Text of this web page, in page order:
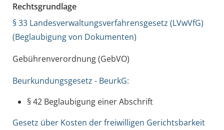
Rechtsgrundlage
§ 33 Landesverwaltungsverfahrensgesetz (LVwVfG)
(Beglaubigung von Dokumenten)
Gebührenverordnung (GebVO)
Beurkundungsgesetz - BeurkG:
§ 42 Beglaubigung einer Abschrift
Gesetz über Kosten der freiwilligen Gerichtsbarkeit